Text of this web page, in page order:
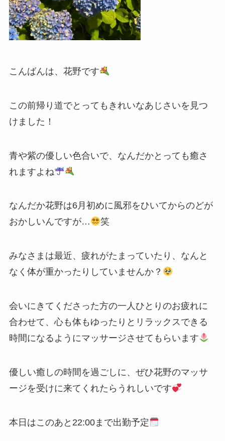
こんばんは、花野です
この前帰り道でとってもきれいなあじさいを見つ
けました！
青や紫の優しい色合いで、なんだかとっても癒さ
れますよね
なんだか花野は6月初めに風邪をひいてからのどが
おかしいんですが…
笑
みなさまは最近、疲れがたまっていたり、なんと
なく体が重かったりしていませんか？
会いにきてくださった方の一人ひとりのお疲れに
合わせて、心も体もゆったりとリラックスできる
時間になるようにマッサージさせてもらいます
優しい癒しの時間を過ごしに、ぜひ花野のマッサ
ージを受けに来てくれたらうれしいです
本日はこのあと22:00まで出勤予定